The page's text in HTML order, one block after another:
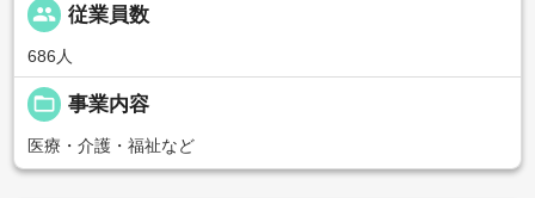
people 従業員数
686人
folder_open 事業内容
医療・介護・福祉など